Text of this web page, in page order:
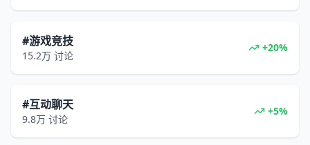
#游戏竞技
15.2万 讨论
+20%
#互动聊天
9.8万 讨论
+5%